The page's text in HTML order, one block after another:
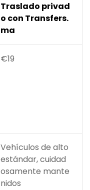
Traslado privad
o con Transfers.
ma
€19
Vehículos de alto
estándar, cuidad
osamente mante
nidos